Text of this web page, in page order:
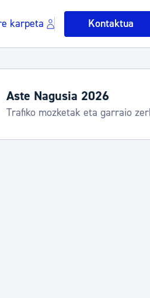
karpeta Kontaktua
publikoa, hondakinak eta ingurumena
Aste Nagusia 2026
Trafiko mozketak eta garraio